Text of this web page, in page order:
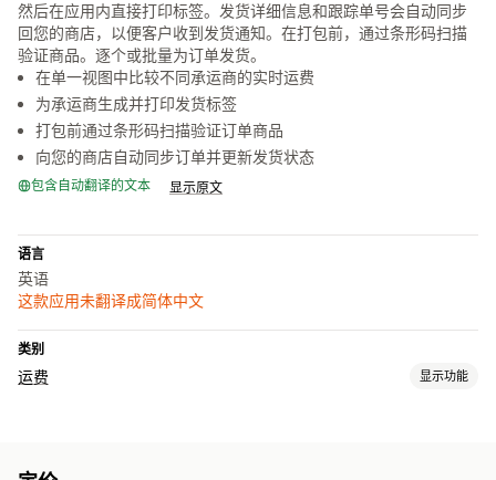
然后在应用内直接打印标签。发货详细信息和跟踪单号会自动同步
回您的商店，以便客户收到发货通知。在打包前，通过条形码扫描
验证商品。逐个或批量为订单发货。
在单一视图中比较不同承运商的实时运费
为承运商生成并打印发货标签
打包前通过条形码扫描验证订单商品
向您的商店自动同步订单并更新发货状态
包含自动翻译的文本 显示原文
语言
英语
这款应用未翻译成简体中文
类别
运费 显示功能